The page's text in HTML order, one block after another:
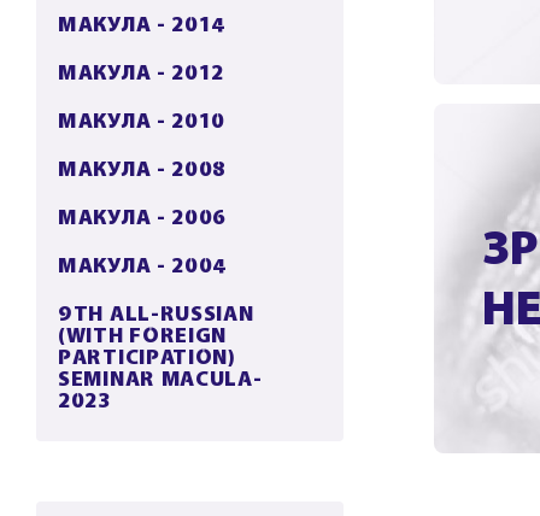
МАКУЛА - 2014
МАКУЛА - 2012
МАКУЛА - 2010
МАКУЛА - 2008
МАКУЛА - 2006
МАКУЛА - 2004
9TH ALL-RUSSIAN
(WITH FOREIGN
PARTICIPATION)
SEMINAR MACULA-
2023